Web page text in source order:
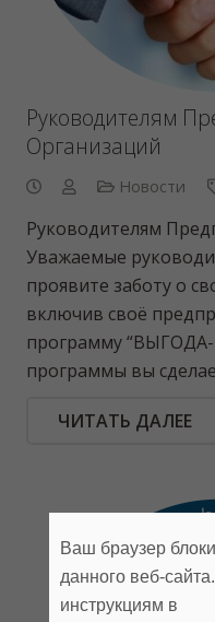
Руководителям
Организаций
Новости
Руководителям
Уважаемые
проявите заботу о
включив своё
программу
программы вы
ЧИТАТЬ ДАЛЕЕ
Ваш браузер
данного веб-
инструкциям в